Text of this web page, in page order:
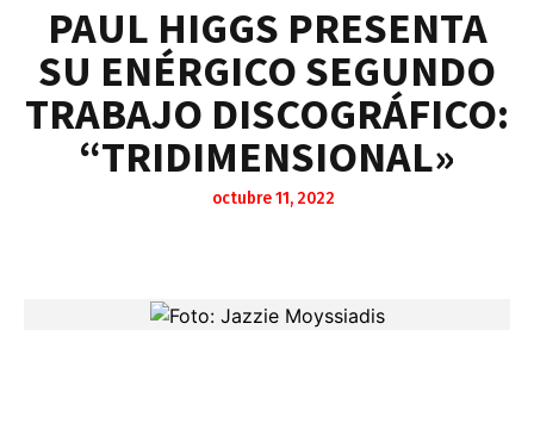
PAUL HIGGS PRESENTA
SU ENÉRGICO SEGUNDO
TRABAJO DISCOGRÁFICO:
“TRIDIMENSIONAL»
octubre 11, 2022